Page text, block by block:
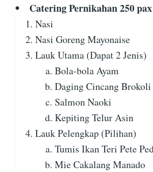
Catering Pernikahan 250
Nasi
Nasi Goreng Mayonaise
Lauk Utama (Dapat 2 Jenis)
Bola-bola Ayam
Daging Cincang Brokoli
Salmon Naoki
Kepiting Telur Asin
Lauk Pelengkap (Pilihan)
Tumis Ikan Teri Pete
Mie Cakalang Manado